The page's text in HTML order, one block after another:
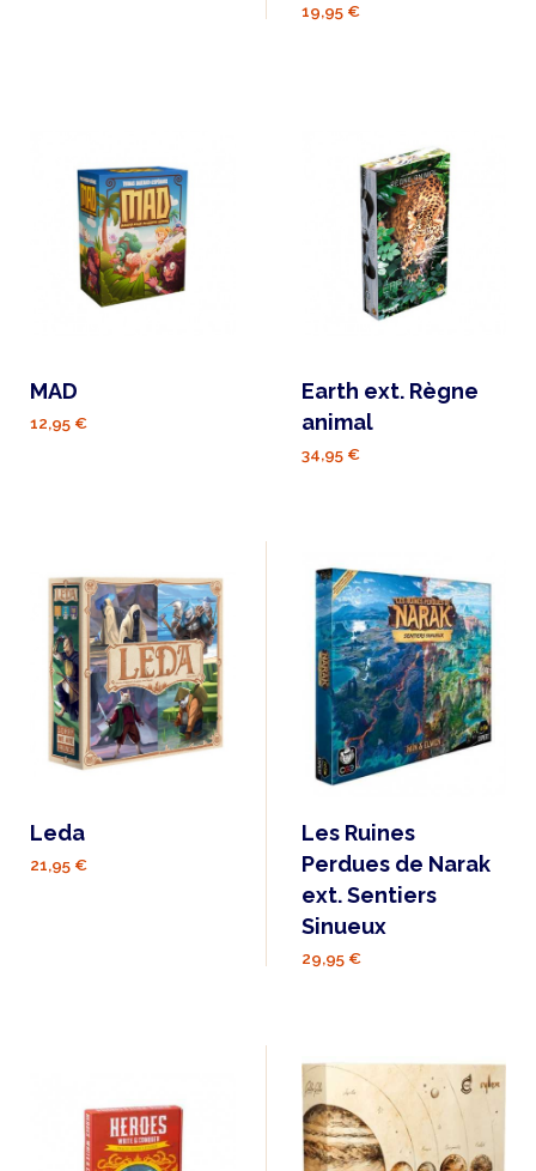
19,95 €
MAD
12,95 €
Earth ext. Règne
animal
34,95 €
Leda
21,95 €
Les Ruines
Perdues de Narak
ext. Sentiers
Sinueux
29,95 €